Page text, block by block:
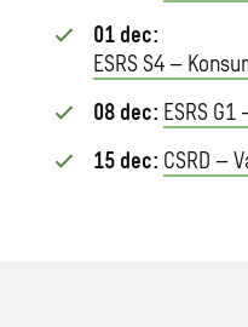
01 dec:
ESRS S4 –
08 dec: ESRS
15 dec: CSRD –